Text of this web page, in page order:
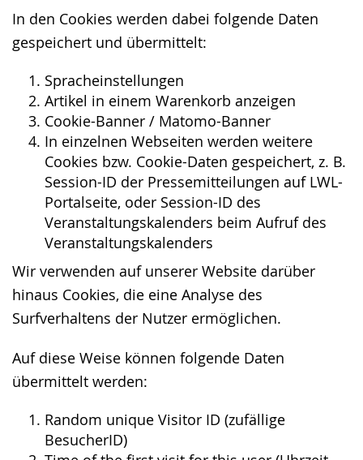
In den Cookies werden dabei folgende Daten
gespeichert und übermittelt:
Spracheinstellungen
Artikel in einem Warenkorb anzeigen
Cookie-Banner / Matomo-Banner
In einzelnen Webseiten werden weitere
Cookies bzw. Cookie-Daten gespeichert, z. B.
Session-ID der Pressemitteilungen auf LWL-
Portalseite, oder Session-ID des
Veranstaltungskalenders beim Aufruf des
Veranstaltungskalenders
Wir verwenden auf unserer Website darüber
hinaus Cookies, die eine Analyse des
Surfverhaltens der Nutzer ermöglichen.
Auf diese Weise können folgende Daten
übermittelt werden:
Random unique Visitor ID (zufällige
BesucherID)